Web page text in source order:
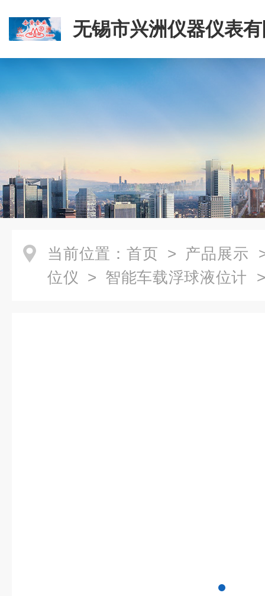
无锡市兴洲仪器仪表
当前位置： 首页 > 产品展示
位仪 > 智能车载浮球液位计